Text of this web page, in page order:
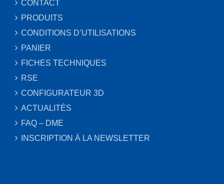
CONTACT
PRODUITS
CONDITIONS D’UTILISATIONS
PANIER
FICHES TECHNIQUES
RSE
CONFIGURATEUR 3D
ACTUALITÉS
FAQ – DME
INSCRIPTION À LA NEWSLETTER